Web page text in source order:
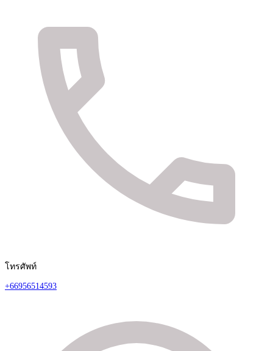
สไตล์ของคุณ
โทรศัพท์
+66956514593